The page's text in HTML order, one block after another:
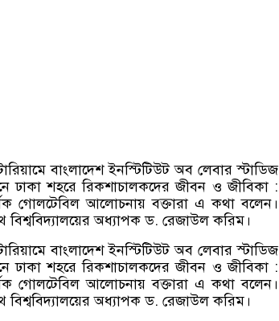
বাংলাদেশ ইনস্টিটিউট অব লেবার স্টাডিজ
শহরে রিকশাচালকদের জীবন ও জীবিকা :
গোলটেবিল আলোচনায় বক্তারা এ কথা বলেন।
অধ্যাপক ড. রেজাউল করিম।
বাংলাদেশ ইনস্টিটিউট অব লেবার স্টাডিজ
শহরে রিকশাচালকদের জীবন ও জীবিকা :
গোলটেবিল আলোচনায় বক্তারা এ কথা বলেন।
অধ্যাপক ড. রেজাউল করিম।